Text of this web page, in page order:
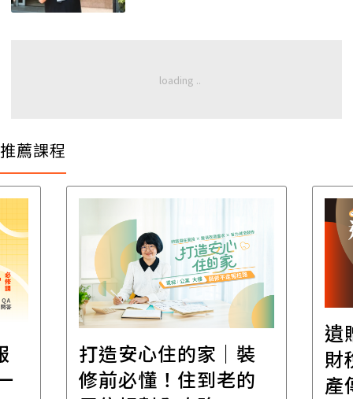
推薦課程
打造安心住的家｜裝
修前必懂！住到老的
遺
財
產